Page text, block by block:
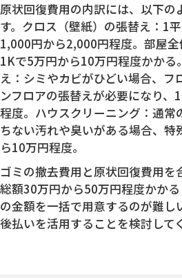
原状回復費用の内訳には、以下の
す。クロス（壁紙）の張替え：1
1,000円から2,000円程度。部屋全
1Kで5万円から10万円程度かかる
え：シミやカビがひどい場合、フ
ンフロアの張替えが必要になり、
程度。ハウスクリーニング：通常
ちない汚れや臭いがある場合、特
ら10万円程度。
ゴミの撤去費用と原状回復費用を
総額30万円から50万円程度かか
の金額を一括で用意するのが難し
後払いを活用することを検討して